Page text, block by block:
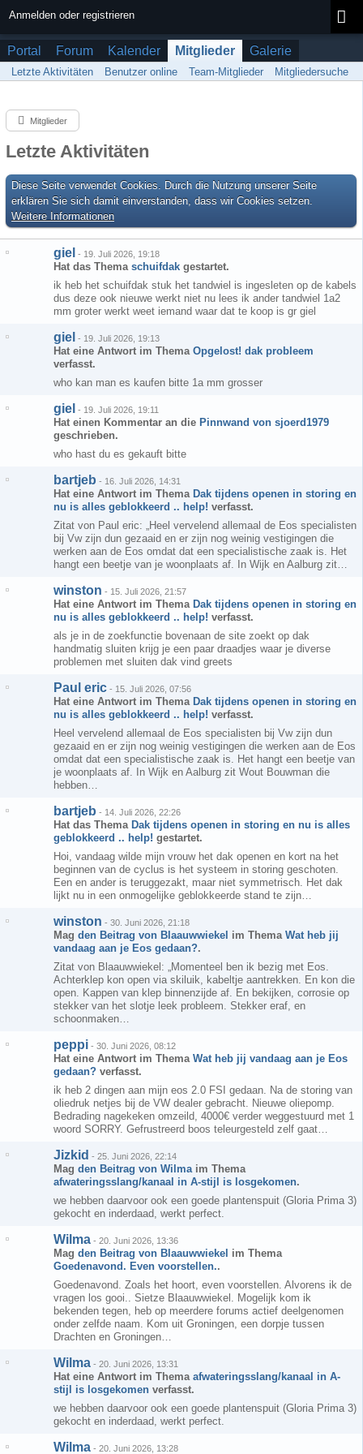
Anmelden oder registrieren
Portal Forum Kalender Mitglieder Galerie
Letzte Aktivitäten Benutzer online Team-Mitglieder Mitgliedersuche
Mitglieder
Letzte Aktivitäten
Diese Seite verwendet Cookies. Durch die Nutzung unserer Seite
erklären Sie sich damit einverstanden, dass wir Cookies setzen.
Weitere Informationen
giel - 19. Juli 2026, 19:18
Hat das Thema schuifdak gestartet.
ik heb het schuifdak stuk het tandwiel is ingesleten op de kabels
dus deze ook nieuwe werkt niet nu lees ik ander tandwiel 1a2
mm groter werkt weet iemand waar dat te koop is gr giel
giel - 19. Juli 2026, 19:13
Hat eine Antwort im Thema Opgelost! dak probleem
verfasst.
who kan man es kaufen bitte 1a mm grosser
giel - 19. Juli 2026, 19:11
Hat einen Kommentar an die Pinnwand von sjoerd1979
geschrieben.
who hast du es gekauft bitte
bartjeb - 16. Juli 2026, 14:31
Hat eine Antwort im Thema Dak tijdens openen in storing en
nu is alles geblokkeerd .. help! verfasst.
Zitat von Paul eric: „Heel vervelend allemaal de Eos specialisten
bij Vw zijn dun gezaaid en er zijn nog weinig vestigingen die
werken aan de Eos omdat dat een specialistische zaak is. Het
hangt een beetje van je woonplaats af. In Wijk en Aalburg zit…
winston - 15. Juli 2026, 21:57
Hat eine Antwort im Thema Dak tijdens openen in storing en
nu is alles geblokkeerd .. help! verfasst.
als je in de zoekfunctie bovenaan de site zoekt op dak
handmatig sluiten krijg je een paar draadjes waar je diverse
problemen met sluiten dak vind greets
Paul eric - 15. Juli 2026, 07:56
Hat eine Antwort im Thema Dak tijdens openen in storing en
nu is alles geblokkeerd .. help! verfasst.
Heel vervelend allemaal de Eos specialisten bij Vw zijn dun
gezaaid en er zijn nog weinig vestigingen die werken aan de Eos
omdat dat een specialistische zaak is. Het hangt een beetje van
je woonplaats af. In Wijk en Aalburg zit Wout Bouwman die
hebben…
bartjeb - 14. Juli 2026, 22:26
Hat das Thema Dak tijdens openen in storing en nu is alles
geblokkeerd .. help! gestartet.
Hoi, vandaag wilde mijn vrouw het dak openen en kort na het
beginnen van de cyclus is het systeem in storing geschoten.
Een en ander is teruggezakt, maar niet symmetrisch. Het dak
lijkt nu in een onmogelijke geblokkeerde stand te zijn…
winston - 30. Juni 2026, 21:18
Mag den Beitrag von Blaauwwiekel im Thema Wat heb jij
vandaag aan je Eos gedaan?.
Zitat von Blaauwwiekel: „Momenteel ben ik bezig met Eos.
Achterklep kon open via skiluik, kabeltje aantrekken. En kon die
open. Kappen van klep binnenzijde af. En bekijken, corrosie op
stekker van het slotje leek probleem. Stekker eraf, en
schoonmaken…
peppi - 30. Juni 2026, 08:12
Hat eine Antwort im Thema Wat heb jij vandaag aan je Eos
gedaan? verfasst.
ik heb 2 dingen aan mijn eos 2.0 FSI gedaan. Na de storing van
oliedruk netjes bij de VW dealer gebracht. Nieuwe oliepomp.
Bedrading nagekeken omzeild, 4000€ verder weggestuurd met 1
woord SORRY. Gefrustreerd boos teleurgesteld zelf gaat…
Jizkid - 25. Juni 2026, 22:14
Mag den Beitrag von Wilmaim Thema
afwateringsslang/kanaal in A-stijl is losgekomen.
we hebben daarvoor ook een goede plantenspuit (Gloria Prima 3)
gekocht en inderdaad, werkt perfect.
Wilma - 20. Juni 2026, 13:36
Mag den Beitrag von Blaauwwiekel im Thema
Goedenavond. Even voorstellen..
Goedenavond. Zoals het hoort, even voorstellen. Alvorens ik de
vragen los gooi.. Sietze Blaauwwiekel. Mogelijk kom ik
bekenden tegen, heb op meerdere forums actief deelgenomen
onder zelfde naam. Kom uit Groningen, een dorpje tussen
Drachten en Groningen…
Wilma - 20. Juni 2026, 13:31
Hat eine Antwort im Thema afwateringsslang/kanaal in A-
stijl is losgekomen verfasst.
we hebben daarvoor ook een goede plantenspuit (Gloria Prima 3)
gekocht en inderdaad, werkt perfect.
Wilma - 20. Juni 2026, 13:28